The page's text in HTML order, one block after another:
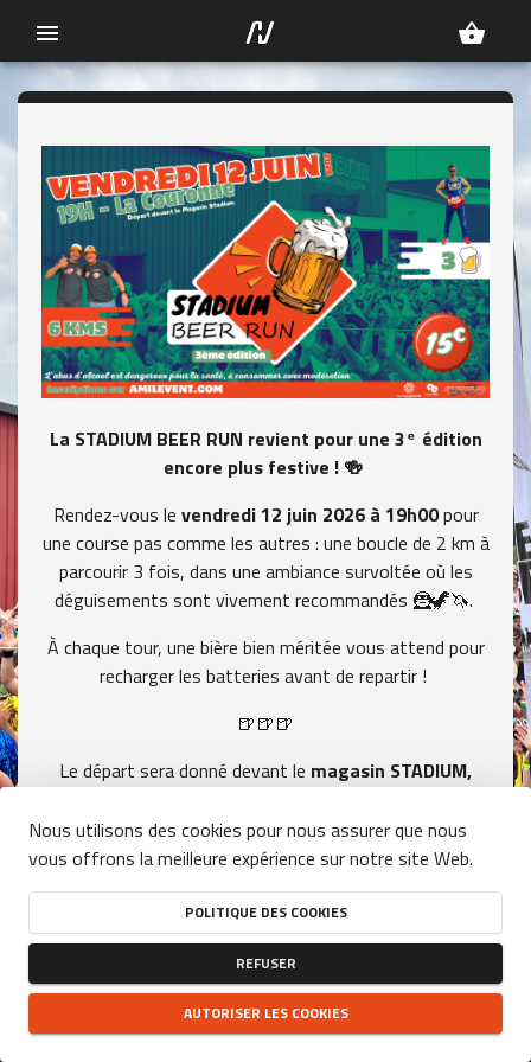
menu shopping_basket
La STADIUM BEER RUN revient pour une 3ᵉ édition
encore plus festive ! 🍻
Rendez-vous le vendredi 12 juin 2026 à 19h00pour
une course pas comme les autres : une boucle de 2 km à
parcourir 3 fois, dans une ambiance survoltée où les
déguisements sont vivement recommandés 🦹🦖🦄.
À chaque tour, une bière bien méritée vous attend pour
recharger les batteries avant de repartir !
🍺🍺🍺
Le départ sera donné devant le magasin STADIUM,
À l’arrivée, profitez d’un ravitaillement gourmand, d’un
espace restauration et d’une buvette, avant de
prolonger la soirée en musique avec un
🤘.
Un événement sportif, convivial et décalé à ne pas
Nous utilisons des cookies pour nous assurer que nous
vous offrons la meilleure expérience sur notre site Web.
POLITIQUE DES COOKIES
REFUSER
AUTORISER LES COOKIES